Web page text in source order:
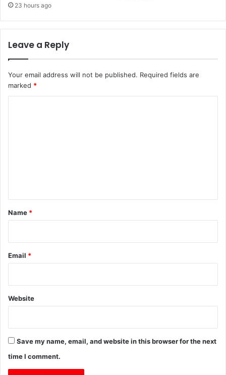
23 hours ago
Leave a Reply
Your email address will not be published. Required fields are
marked *
*
Name *
Email *
Website
Save my name, email, and website in this browser for the next
time I comment.